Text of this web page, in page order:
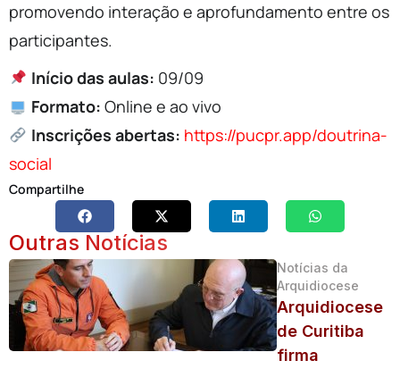
promovendo interação e aprofundamento entre os
participantes.
Início das aulas: 09/09
Formato: Online e ao vivo
Inscrições abertas: https://pucpr.app/doutrina-
social
Compartilhe
Outras Notícias
Notícias da
Arquidiocese
Arquidiocese
de Curitiba
firma